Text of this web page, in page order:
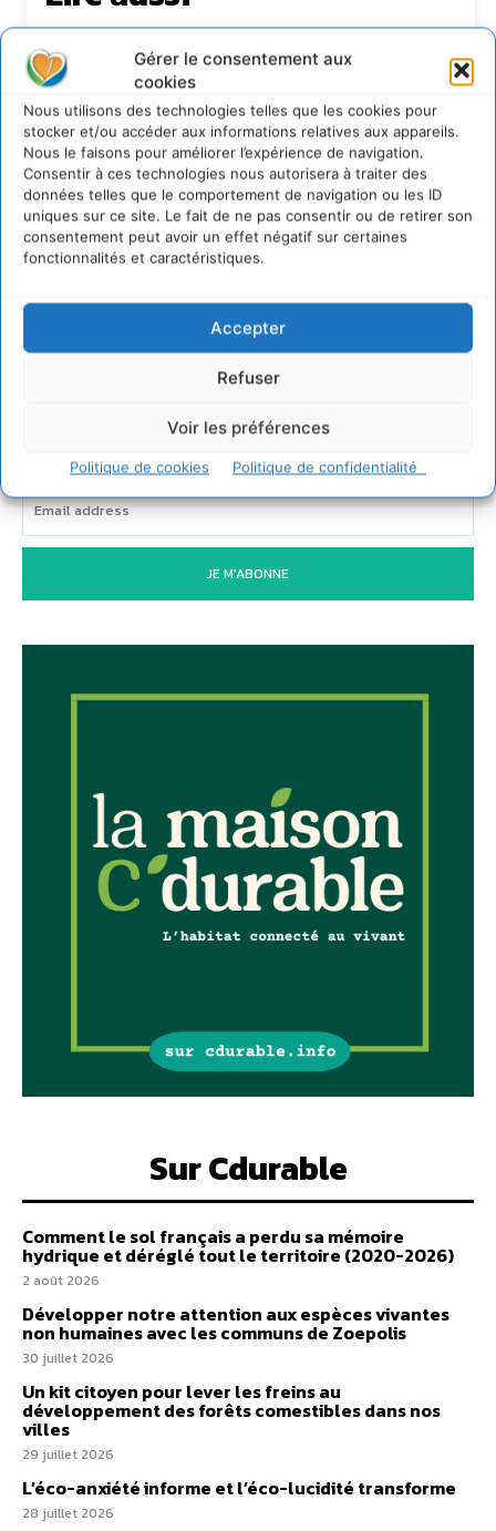
Gérer le consentement aux
cookies
Nous utilisons des technologies telles que les cookies pour
stocker et/ou accéder aux informations relatives aux appareils.
Nous le faisons pour améliorer l’expérience de navigation.
Consentir à ces technologies nous autorisera à traiter des
données telles que le comportement de navigation ou les ID
uniques sur ce site. Le fait de ne pas consentir ou de retirer son
consentement peut avoir un effet négatif sur certaines
fonctionnalités et caractéristiques.
Accepter
Refuser
Voir les préférences
Politique de cookies Politique de confidentialité
économique régénératif du vivant …
5 août 2026
IPBES : le « GIEC de la biodiversité » appelle les
entreprises à devenir des alliées du vivant
4 août 2026
Comment le sol français a perdu sa mémoire
hydrique et déréglé tout le territoire (2020-
2026)
2 août 2026
Newsletter
JE M'ABONNE
Sur Cdurable
Comment le sol français a perdu sa mémoire
hydrique et déréglé tout le territoire (2020-2026)
2 août 2026
Développer notre attention aux espèces vivantes
non humaines avec les communs de Zoepolis
30 juillet 2026
Un kit citoyen pour lever les freins au
développement des forêts comestibles dans nos
villes
29 juillet 2026
L’éco-anxiété informe et l’éco-lucidité transforme
28 juillet 2026